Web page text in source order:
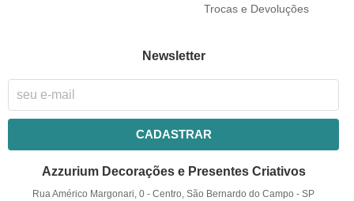
Trocas e Devoluções
Newsletter
CADASTRAR
Azzurium Decorações e Presentes Criativos
Rua Américo Margonari, 0 -Centro, São Bernardo do Campo -SP